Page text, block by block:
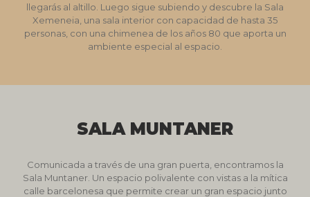
llegarás al altillo. Luego sigue subiendo y descubre la Sala
Xemeneia, una sala interior con capacidad de hasta 35
personas, con una chimenea de los años 80 que aporta un
ambiente especial al espacio.
SALA MUNTANER
Comunicada a través de una gran puerta, encontramos la
Sala Muntaner. Un espacio polivalente con vistas a la mítica
calle barcelonesa que permite crear un gran espacio junto